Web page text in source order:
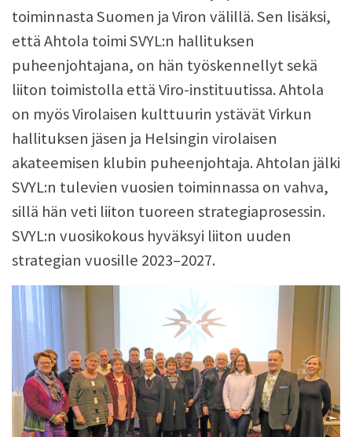
toiminnasta Suomen ja Viron välillä. Sen lisäksi,
että Ahtola toimi SVYL:n hallituksen
puheenjohtajana, on hän työskennellyt sekä
liiton toimistolla että Viro-instituutissa. Ahtola
on myös Virolaisen kulttuurin ystävät Virkun
hallituksen jäsen ja Helsingin virolaisen
akateemisen klubin puheenjohtaja. Ahtolan jälki
SVYL:n tulevien vuosien toiminnassa on vahva,
sillä hän veti liiton tuoreen strategiaprosessin.
SVYL:n vuosikokous hyväksyi liiton uuden
strategian vuosille 2023–2027.